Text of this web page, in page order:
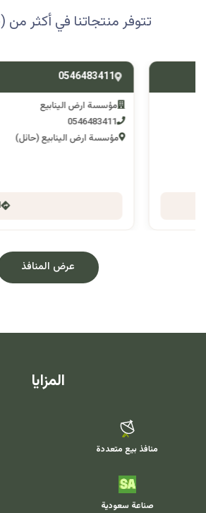
تتوفر منتجاتنا في أكثر من (16) مدينه
0546483411
مؤسسة ارض الينابيع
مؤسسة ارض الينابيع (حائل)
عرض المنافذ
المزايا
منافذ بيع متعددة
صناعة سعودية